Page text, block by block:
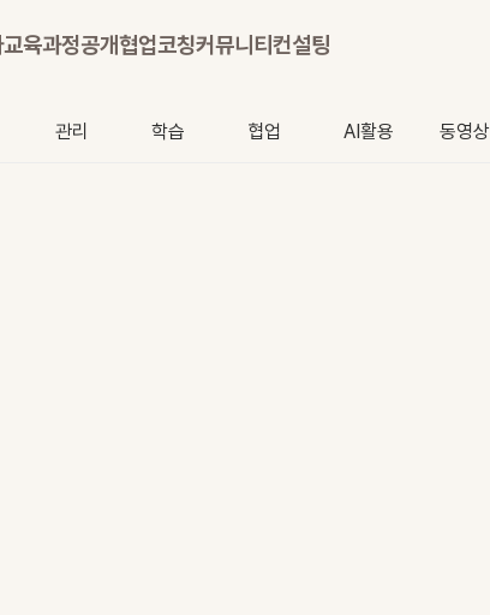
교육과정공개협업코칭커뮤니티컨설팅
관리 학습 협업 AI활용 동영상